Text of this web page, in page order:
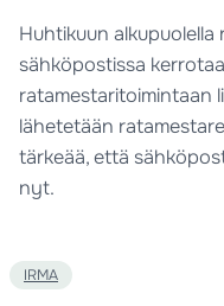
Huhtikuun
sähköpostissa
ratamestaritoimintaan
lähetetään
tärkeää, että
nyt.
IRMA